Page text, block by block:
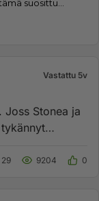
Vastattu 5v
Joss Stonea ja
29 9204 0